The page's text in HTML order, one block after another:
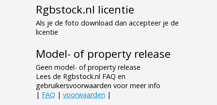
Rgbstock.nl licentie
Als je de foto download dan accepteer je de
licentie
Model- of property release
Geen model- of property release
Lees de Rgbstock.nl FAQ en
gebruikersvoorwaarden voor meer info
| FAQ | voorwaarden |